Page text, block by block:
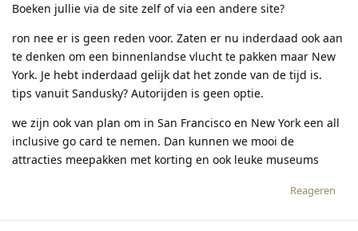
Boeken jullie via de site zelf of via een andere site?
ron nee er is geen reden voor. Zaten er nu inderdaad ook aan
te denken om een binnenlandse vlucht te pakken maar New
York. Je hebt inderdaad gelijk dat het zonde van de tijd is.
tips vanuit Sandusky? Autorijden is geen optie.
we zijn ook van plan om in San Francisco en New York een all
inclusive go card te nemen. Dan kunnen we mooi de
attracties meepakken met korting en ook leuke museums
Reageren